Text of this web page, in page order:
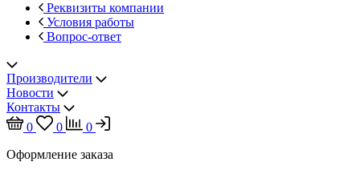
Реквизиты компании
Условия работы
Вопрос-ответ
Производители
Новости
Контакты
0
0
0
Оформление заказа